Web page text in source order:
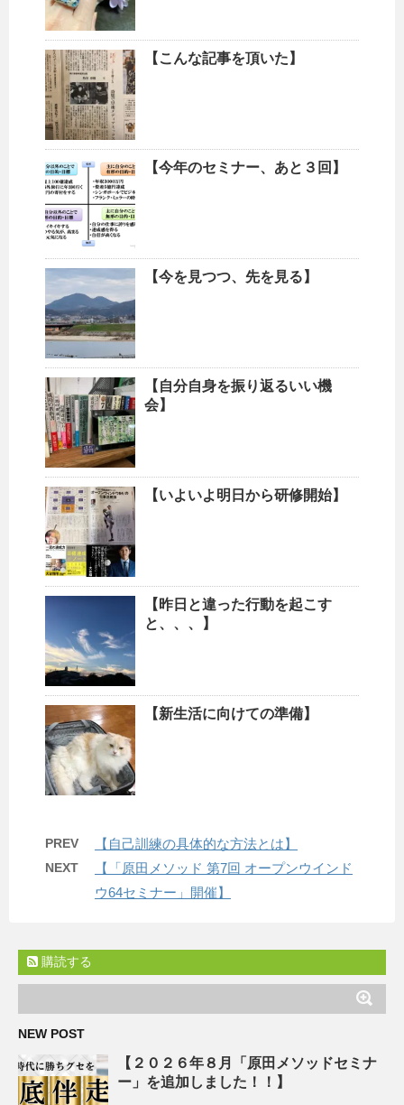
【こんな記事を頂いた】
【今年のセミナー、あと３回】
【今を見つつ、先を見る】
【自分自身を振り返るいい機
会】
【いよいよ明日から研修開始】
【昨日と違った行動を起こす
と、、、】
【新生活に向けての準備】
PREV 【自己訓練の具体的な方法とは】
NEXT
【「原田メソッド 第7回 オープンウインド
ウ64セミナー」開催】
購読する
NEW POST
【２０２６年８月「原田メソッドセミナ
ー」を追加しました！！】